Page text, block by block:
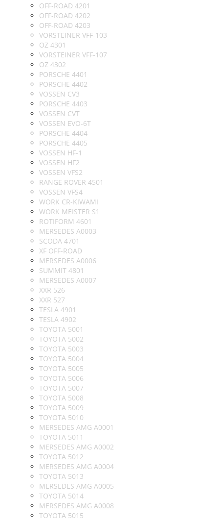
OFF-ROAD 4201
OFF-ROAD 4202
OFF-ROAD 4203
VORSTEINER VFF-103
OZ 4301
VORSTEINER VFF-107
OZ 4302
PORSCHE 4401
PORSCHE 4402
VOSSEN CV3
PORSCHE 4403
VOSSEN CVT
VOSSEN EVO-6T
PORSCHE 4404
PORSCHE 4405
VOSSEN HF-1
VOSSEN HF2
VOSSEN VFS2
RANGE ROVER 4501
VOSSEN VFS4
WORK CR-KIWAMI
WORK MEISTER S1
ROTIFORM 4601
MERSEDES A0003
SCODA 4701
XF OFF-ROAD
MERSEDES A0006
SUMMIT 4801
MERSEDES A0007
XXR 526
XXR 527
TESLA 4901
TESLA 4902
TOYOTA 5001
TOYOTA 5002
TOYOTA 5003
TOYOTA 5004
TOYOTA 5005
TOYOTA 5006
TOYOTA 5007
TOYOTA 5008
TOYOTA 5009
TOYOTA 5010
MERSEDES AMG A0001
TOYOTA 5011
MERSEDES AMG A0002
TOYOTA 5012
MERSEDES AMG A0004
TOYOTA 5013
MERSEDES AMG A0005
TOYOTA 5014
MERSEDES AMG A0008
TOYOTA 5015